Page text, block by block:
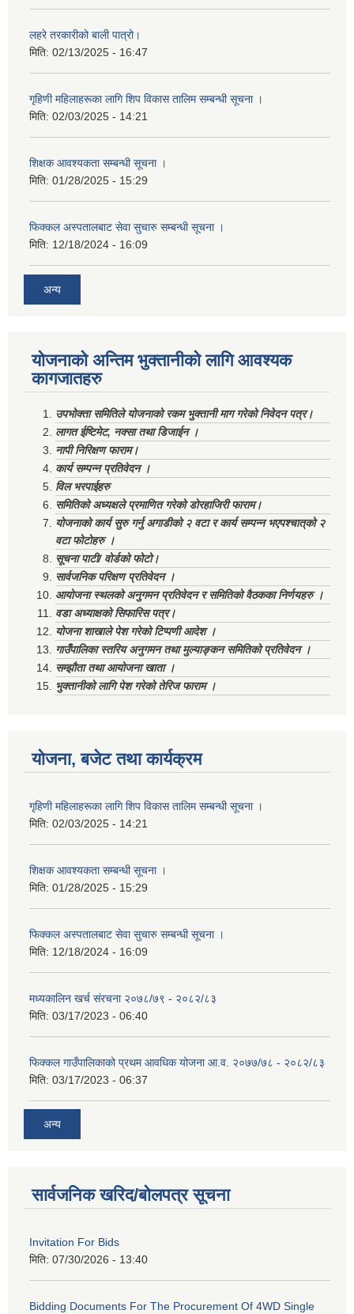
लहरे तरकारीको बाली पात्रो।
मिति: 02/13/2025 - 16:47
गृहिणी महिलाहरूका लागि शिप विकास तालिम सम्बन्धी सूचना ‌।
मिति: 02/03/2025 - 14:21
शिक्षक आवश्यकता सम्बन्धी सूचना ।
मिति: 01/28/2025 - 15:29
फिक्कल अस्पतालबाट सेवा सुचारु सम्बन्धी सूचना ।
मिति: 12/18/2024 - 16:09
अन्य
योजनाको अन्तिम भुक्तानीको लागि आवश्यक
कागजातहरु
उपभोक्ता समितिले योजनाको रकम भुक्तानी माग गरेको निवेदन पत्र।
लागत ईष्टिमेट, नक्सा तथा डिजाईन ।
नापी निरिक्षण फाराम।
कार्य सम्पन्न प्रतिवेदन ।
विल भरपाईहरु
समितिको अध्यक्षले प्रमाणित गरेको डोरहाजिरी फाराम।
योजनाको कार्य सुरु गर्नु अगाडीको २ वटा र कार्य सम्पन्न भएपश्चात्‌को २
वटा फोटोहरु ।
सूचना पाटी/ वोर्डको फोटो।
सार्वजनिक परिक्षण प्रतिवेदन ।
आयोजना स्थलको अनुगमन प्रतिवेदन र समितिको वैठकका निर्णयहरु ।
वडा अध्याक्षको सिफारिस पत्र।
योजना शाखाले पेश गरेको टिप्पणी आदेश ।
गाउँपालिका स्तरिय अनुगमन तथा मुल्याङ्कन समितिको प्रतिवेदन ।
सम्झौता तथा आयोजना खाता ।
भुक्तानीको लागि पेश गरेको तेरिज फाराम ।
योजना, बजेट तथा कार्यक्रम
गृहिणी महिलाहरूका लागि शिप विकास तालिम सम्बन्धी सूचना ‌।
मिति: 02/03/2025 - 14:21
शिक्षक आवश्यकता सम्बन्धी सूचना ।
मिति: 01/28/2025 - 15:29
फिक्कल अस्पतालबाट सेवा सुचारु सम्बन्धी सूचना ।
मिति: 12/18/2024 - 16:09
मध्यकालिन खर्च संरचना २०७८/७९ - २०८२/८३
मिति: 03/17/2023 - 06:40
फिक्कल गाउँपालिकाको प्रथम आवधिक योजना आ.व. २०७७/७८ - २०८२/८३
मिति: 03/17/2023 - 06:37
अन्य
सार्वजनिक खरिद/बोलपत्र सूचना
Invitation For Bids
मिति: 07/30/2026 - 13:40
Bidding Documents For The Procurement Of 4WD Single